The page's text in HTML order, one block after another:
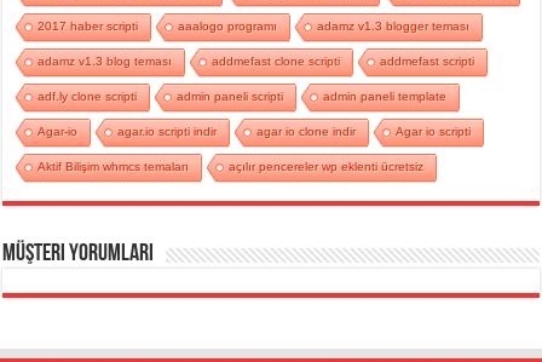
2017 haber scripti aaalogo programı adamz v1.3 blogger teması
adamz v1.3 blog teması addmefast clone scripti addmefast scripti
adf.ly clone scripti admin paneli scripti admin paneli template
Agar-io agar.io scripti indir agar io clone indir Agar io scripti
Aktif Bilişim whmcs temaları açılır pencereler wp eklenti ücretsiz
Müşteri Yorumları